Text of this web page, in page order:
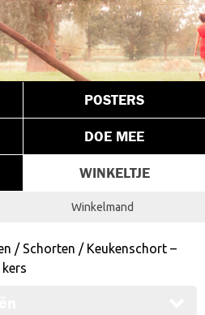
POSTERS
DOE MEE
WINKELTJE
Winkelmand
/ Schorten / Keukenschort –